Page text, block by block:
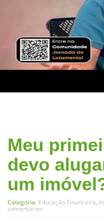
Meu
devo
um
Categoria: Educação Financeira,
comentários